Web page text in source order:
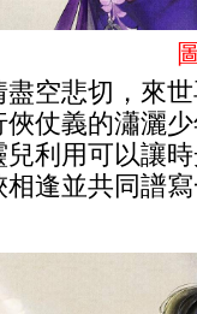
悲切，來世
俠仗義的瀟灑
兒利用可以讓
相逢並共同譜